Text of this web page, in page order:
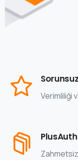
Verimliliği